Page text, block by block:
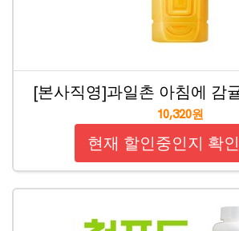
[본사직영]과일촌 아침에 감
10,320원
현재 할인중인지 확